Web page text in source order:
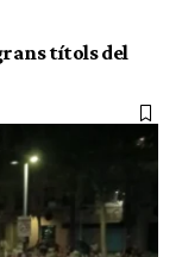
títols del